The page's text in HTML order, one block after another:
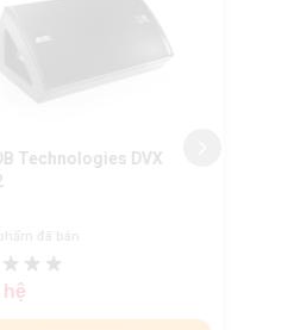
Technologies DVX
đã bán
hệ